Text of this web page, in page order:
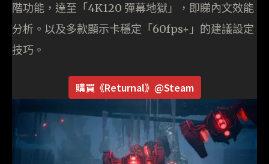
階功能，達至「4K120 彈幕地獄」，即睇內文效能
分析。以及多款顯示卡穩定「60fps+」的建議設定
技巧。
購買《Returnal》@Steam